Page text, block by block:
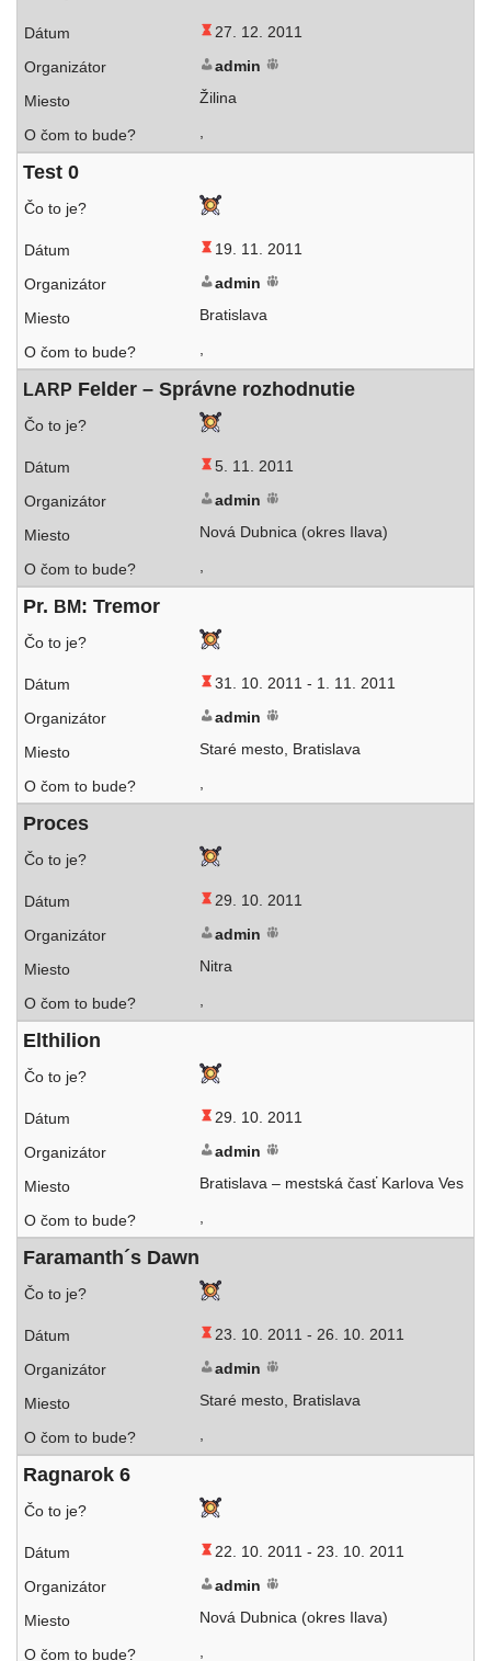
27. 12. 2011
admin
Žilina
,
Test 0
19. 11. 2011
admin
Bratislava
,
LARP Felder – Správne rozhodnutie
5. 11. 2011
admin
Nová Dubnica (okres Ilava)
,
Pr. BM: Tremor
31. 10. 2011 - 1. 11. 2011
admin
Staré mes­to, Bratislava
,
Proces
29. 10. 2011
admin
Nitra
,
Elthilion
29. 10. 2011
admin
Bratislava – mest­ská časť Karlova Ves
,
Faramanth´s Dawn
23. 10. 2011 - 26. 10. 2011
admin
Staré mes­to, Bratislava
,
Ragnarok 6
22. 10. 2011 - 23. 10. 2011
admin
Nová Dubnica (okres Ilava)
,